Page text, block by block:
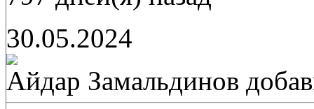
30.05.2024
Айдар Замальдинов